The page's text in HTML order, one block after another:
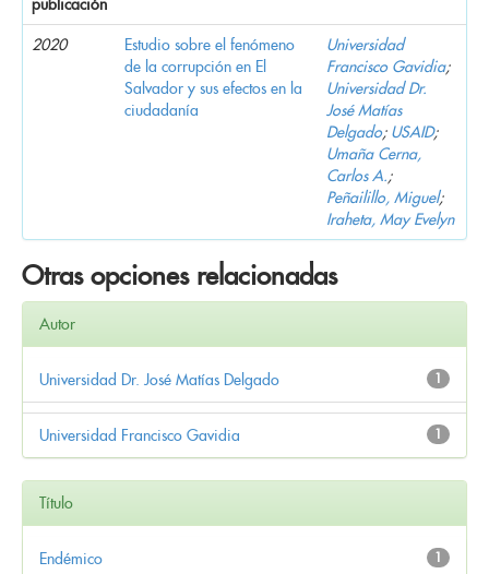
2020
Estudio sobre el fenómeno
de la corrupción en El
Salvador y sus efectos en la
ciudadanía
Universidad
Francisco Gavidia;
Universidad Dr.
José Matías
Delgado; USAID;
Umaña Cerna,
Carlos A.;
Peñailillo, Miguel;
Iraheta, May Evelyn
Otras opciones relacionadas
Autor
1
Universidad Dr. José Matías Delgado
1
Universidad Francisco Gavidia
Título
1
Endémico